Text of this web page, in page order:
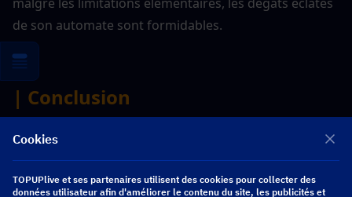
de son automate sont formidables.
| Conclusion
Du grand retour de Varka dans 6.4 au prélude glacial
unités méta-définissantes comme Varka, Nicole et
Cookies
TOPUPlive et ses partenaires utilisent des cookies pour collecter des
données utilisateur afin d'améliorer le contenu du site, les publicités et